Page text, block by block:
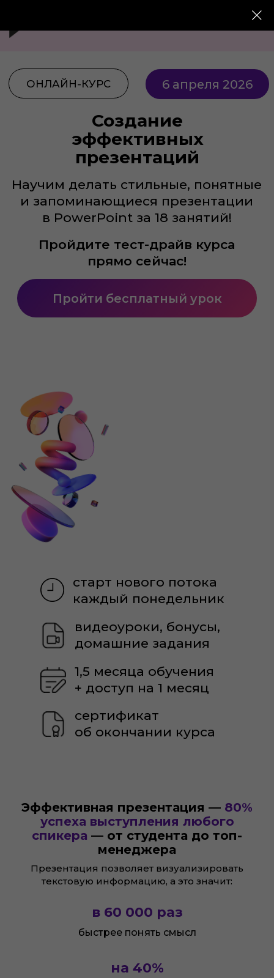
Создание
эффективных
презентаций
Научим делать стильные, понятные
и запоминающиеся презентации
в PowerPoint за 18 занятий!
Пройти бесплатный урок
прямо сейчас!
1,5 месяца обучения
+ доступ на 1 месяц
старт нового потока
каждый понедельник
видеоуроки, бонусы,
домашние задания
сертификат
об окончании курса
Эффективная презентация — 80%
успеха выступления любого
спикера — от студента до топ-
менеджера
Презентация позволяет визуализировать
текстовую информацию, а это значит:
в 60 000 раз
быстрее понять смысл
на 40%
КОМУ ПОДОЙДЕТ КУРС?
хочет научиться делать
впечатляющие
презентации